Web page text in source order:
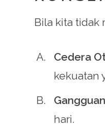
Bila kita tidak
Cedera
kekuatan
hari.